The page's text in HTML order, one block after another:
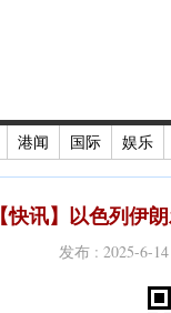
港闻 国际 娱乐
【快讯】以色列伊
发布 : 2025-6-